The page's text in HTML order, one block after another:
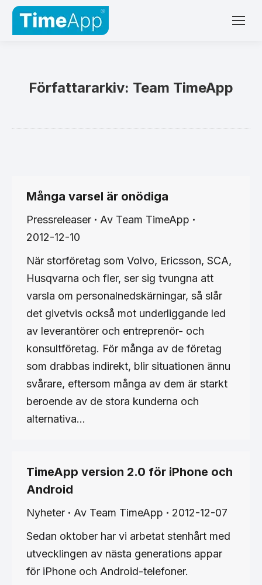
Författararkiv: Team TimeApp
Många varsel är onödiga
Pressreleaser Av Team TimeApp
2012-12-10
När storföretag som Volvo, Ericsson, SCA,
Husqvarna och fler, ser sig tvungna att
varsla om personalnedskärningar, så slår
det givetvis också mot underliggande led
av leverantörer och entreprenör- och
konsultföretag. För många av de företag
som drabbas indirekt, blir situationen ännu
svårare, eftersom många av dem är starkt
beroende av de stora kunderna och
alternativa…
TimeApp version 2.0 för iPhone och
Android
Nyheter Av Team TimeApp
2012-12-07
Sedan oktober har vi arbetat stenhårt med
utvecklingen av nästa generations appar
för iPhone och Android-telefoner.